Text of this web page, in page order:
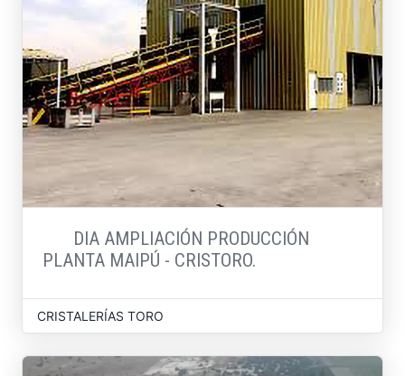
DIA AMPLIACIÓN PRODUCCIÓN
PLANTA MAIPÚ - CRISTORO.
CRISTALERÍAS TORO